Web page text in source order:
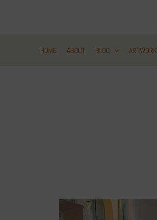
HOME ABOUT BLOG ARTWORK